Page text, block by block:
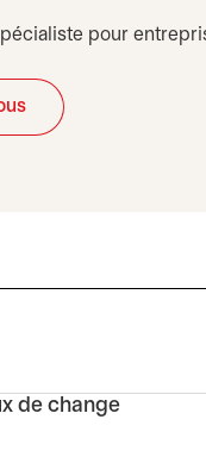
pour
dans un nouvel onglet